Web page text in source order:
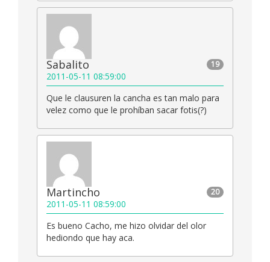
19
Sabalito
2011-05-11 08:59:00
Que le clausuren la cancha es tan malo para
velez como que le prohíban sacar fotis(?)
20
Martincho
2011-05-11 08:59:00
Es bueno Cacho, me hizo olvidar del olor
hediondo que hay aca.